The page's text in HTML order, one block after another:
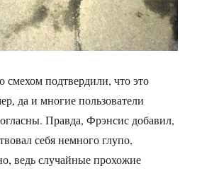
подтвердили, что это
да и многие пользователи
Правда, Фрэнсис добавил,
себя немного глупо,
ведь случайные прохожие